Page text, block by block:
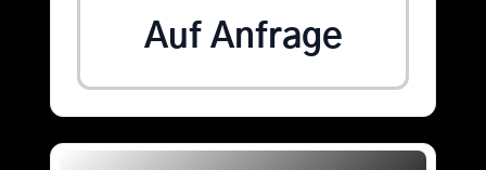
Auf Anfrage